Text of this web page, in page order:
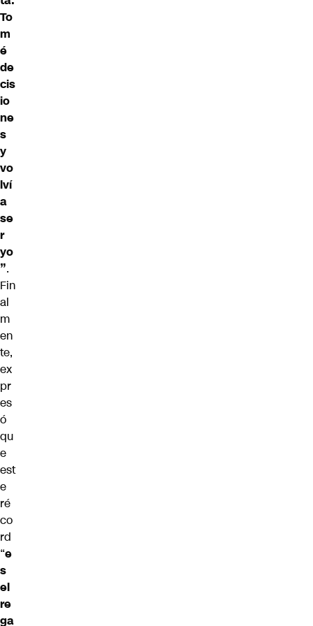
To
m
é
de
cis
io
ne
s
y
vo
lví
a
se
r
yo
”.
Fin
al
m
en
te,
ex
pr
es
ó
qu
e
est
e
ré
co
rd
“e
s
el
re
ga